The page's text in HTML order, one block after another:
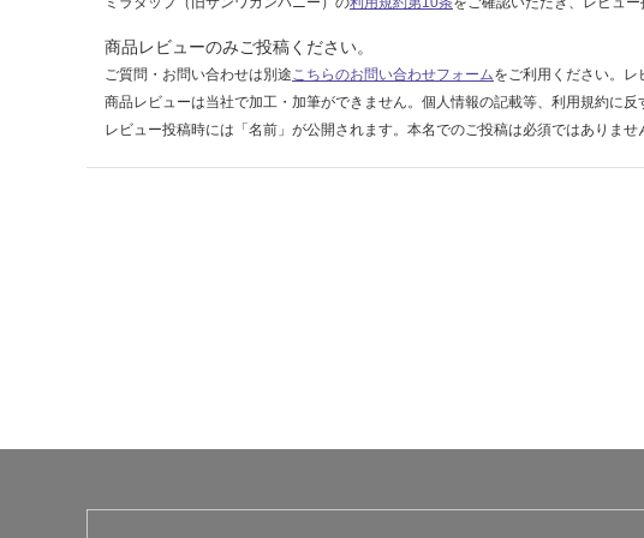
商品レビューのみご投稿ください。
ご質問・お問い合わせは別途 こちらのお問い合わせフォームをご利用ください。レ
商品レビューは当社で加工・加筆ができません。個人情報の記載等、利用規約に反
レビュー投稿時には「名前」が公開されます。本名でのご投稿は必須ではありま